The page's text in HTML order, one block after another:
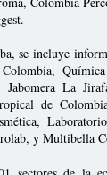
se incluye
Jabomera La
de
y Multibella